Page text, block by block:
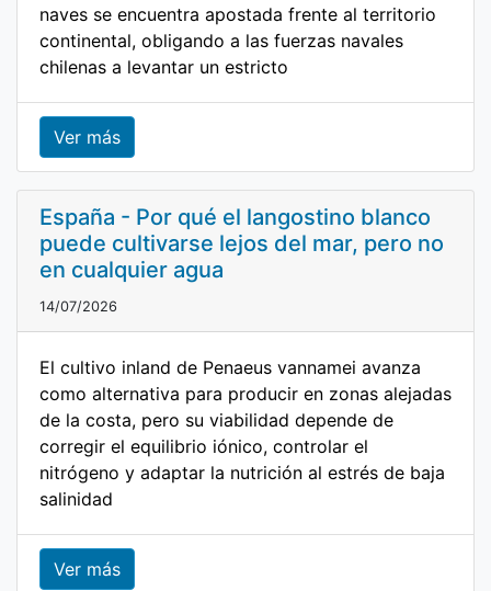
naves se encuentra apostada frente al territorio
continental, obligando a las fuerzas navales
chilenas a levantar un estricto
Ver más
España - Por qué el langostino blanco
puede cultivarse lejos del mar, pero no
en cualquier agua
14/07/2026
El cultivo inland de Penaeus vannamei avanza
como alternativa para producir en zonas alejadas
de la costa, pero su viabilidad depende de
corregir el equilibrio iónico, controlar el
nitrógeno y adaptar la nutrición al estrés de baja
salinidad
Ver más